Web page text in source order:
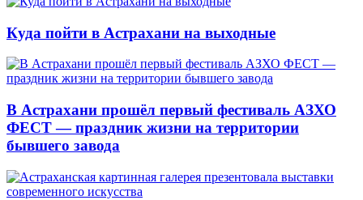
Куда пойти в Астрахани на выходные
В Астрахани прошёл первый фестиваль АЗХО
ФЕСТ — праздник жизни на территории
бывшего завода